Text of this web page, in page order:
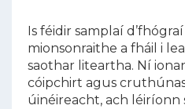
Is féidir samplaí
mionsonraithe a fháil i
saothar liteartha. Ní
cóipchirt agus
úinéireacht, ach léiríonn